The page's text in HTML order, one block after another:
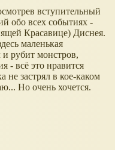
вступительный
обо всех событиях -
Красавице) Диснея.
маленькая
и рубит монстров,
- всё это нравится
не застрял в кое-каком
Но очень хочется.